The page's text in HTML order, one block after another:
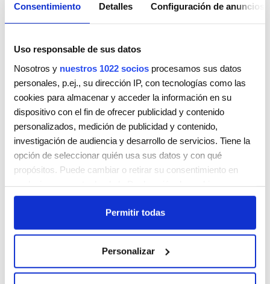
Consentimiento Detalles Configuración de anuncios
Uso responsable de sus datos
Nosotros y nuestros 1022 socios procesamos sus datos
personales, p.ej., su dirección IP, con tecnologías como las
cookies para almacenar y acceder la información en su
dispositivo con el fin de ofrecer publicidad y contenido
personalizados, medición de publicidad y contenido,
investigación de audiencia y desarrollo de servicios. Tiene la
opción de seleccionar quién usa sus datos y con qué
propósitos. Puede cambiar o retirar su consentimiento en
clicando en el Menú de consentimiento.
Si lo permite, también quisiéramos:
que puede tener una precisión de varios metros
Identificar su dispositivo analizándolo activamente
Permitir todas
Personalizar
LE DEMI
FUEROS 9 BJO.
VITORIA-GASTEIZÁlava01004
ESPAÑA
Teléfono: 945148666 / 609433546
Lunes
9:00 AM - 5:00 PM
Martes
9:00 AM - 5:00 PM
9:00 AM - 5:00 PM
Viernes
9:00 AM - 5:00 PM